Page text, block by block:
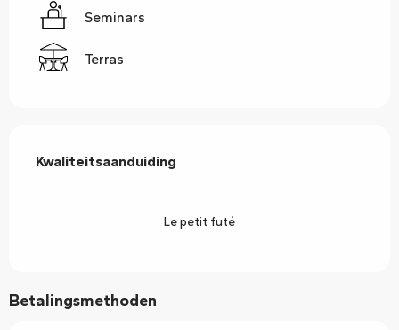
Seminars
Terras
Kwaliteitsaanduiding
Kwaliteitsaanduiding
Le petit futé
Betalingsmethoden